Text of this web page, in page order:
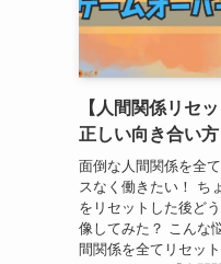
【人間関係リセ
正しい向き合い
面倒な人間関係を全
スなく働きたい！ ち
をリセットした後ど
像してみた？ こんな
間関係を全てリセッ